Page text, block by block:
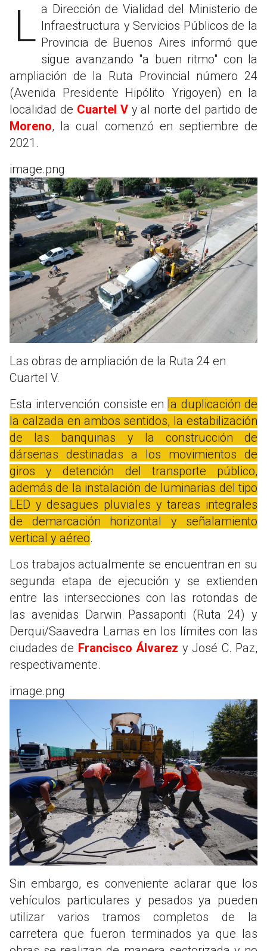
La Dirección de Vialidad del Ministerio de Infraestructura y Servicios Públicos de la
Provincia de Buenos Aires informó que
sigue avanzando "a buen ritmo" con la
ampliación de la Ruta Provincial número 24
(Avenida Presidente Hipólito Yrigoyen) en la
localidad de Cuartel Vy al norte del partido de
Moreno, la cual comenzó en septiembre de
2021.
image.png
Las obras de ampliación de la Ruta 24 en
Cuartel V.
Esta intervención consiste en la duplicación de
la calzada en ambos sentidos, la estabilización
de las banquinas y la construcción de
dársenas destinadas a los movimientos de
giros y detención del transporte público,
además de la instalación de luminarias del tipo
LED y desagües pluviales y tareas integrales
de demarcación horizontal y señalamiento
vertical y aéreo.
Los trabajos actualmente se encuentran en su
segunda etapa de ejecución y se extienden
entre las intersecciones con las rotondas de
las avenidas Darwin Passaponti (Ruta 24) y
Derqui/Saavedra Lamas en los límites con las
ciudades de Francisco Álvarez y José C. Paz,
respectivamente.
image.png
Sin embargo, es conveniente aclarar que los
vehículos particulares y pesados ya pueden
utilizar varios tramos completos de la
carretera que fueron terminados ya que las